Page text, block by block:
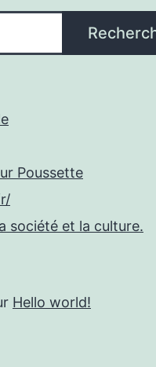
Poussette
société et la culture.
Hello world!